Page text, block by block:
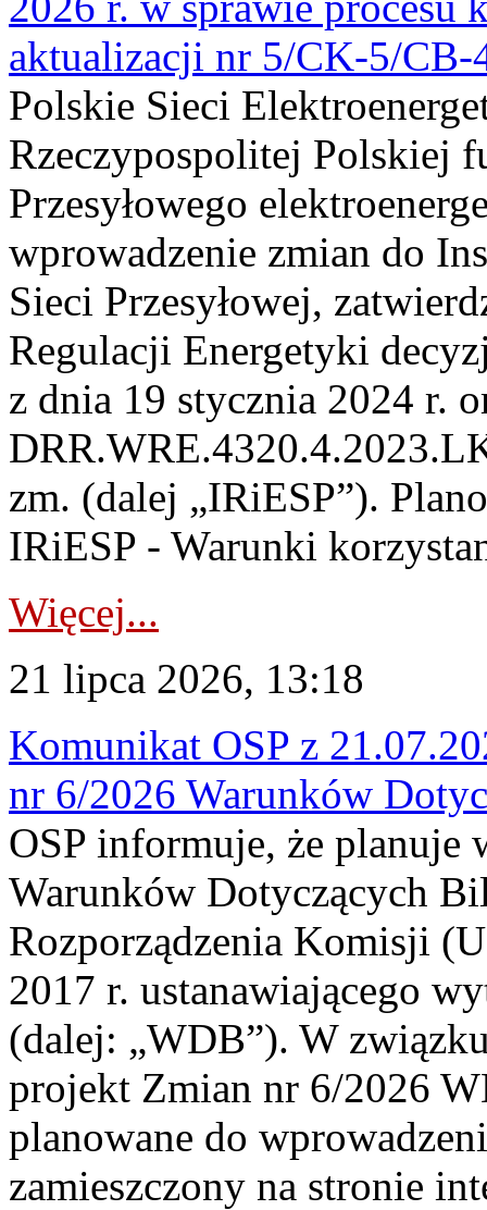
aktualizacji nr 5/CK-5/CB-
Polskie Sieci
Rzeczypospolitej Polskiej
Przesyłowego
wprowadzenie zmian do
Sieci Przesyłowej,
Regulacji Energetyki
z dnia 19 stycznia 2024 r.
zm. (dalej „IRiESP”).
IRiESP - Warunki
Więcej...
21 lipca 2026, 13:18
Komunikat OSP z
nr 6/2026 Warunków
OSP informuje, że planuje
Warunków Dotyczących
Rozporządzenia Komisji
2017 r. ustanawiającego
(dalej: „WDB”). W
projekt Zmian nr 6/2026
planowane do
zamieszczony na stronie